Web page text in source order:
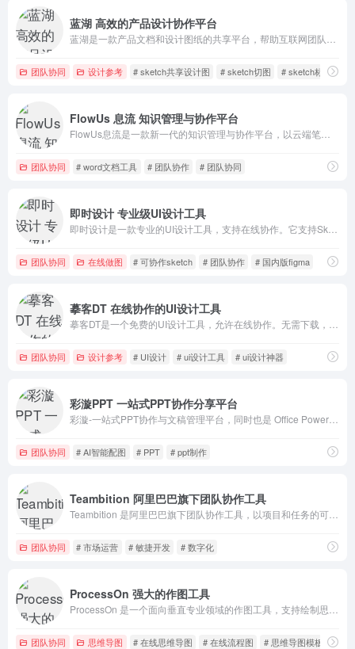
蓝湖 高效的产品设计协作平台
团队协同 设计参考 # sketch共享设计图 # sketch切图 # sketch标注
FlowUs 息流 知识管理与协作平台
团队协同 # word文档工具 # 团队协作 # 团队协同
即时设计 专业级UI设计工具
团队协同 在线做图 # 可协作sketch # 团队协作 # 国内版figma
摹客DT 在线协作的UI设计工具
团队协同 设计参考 # UI设计 # ui设计工具 # ui设计神器
彩漩PPT 一站式PPT协作分享平台
团队协同 # AI智能配图 # PPT # ppt制作
Teambition 阿里巴巴旗下团队协作工具
团队协同 # 市场运营 # 敏捷开发 # 数字化
ProcessOn 强大的作图工具
团队协同 思维导图 # 在线思维导图 # 在线流程图 # 思维导图模板